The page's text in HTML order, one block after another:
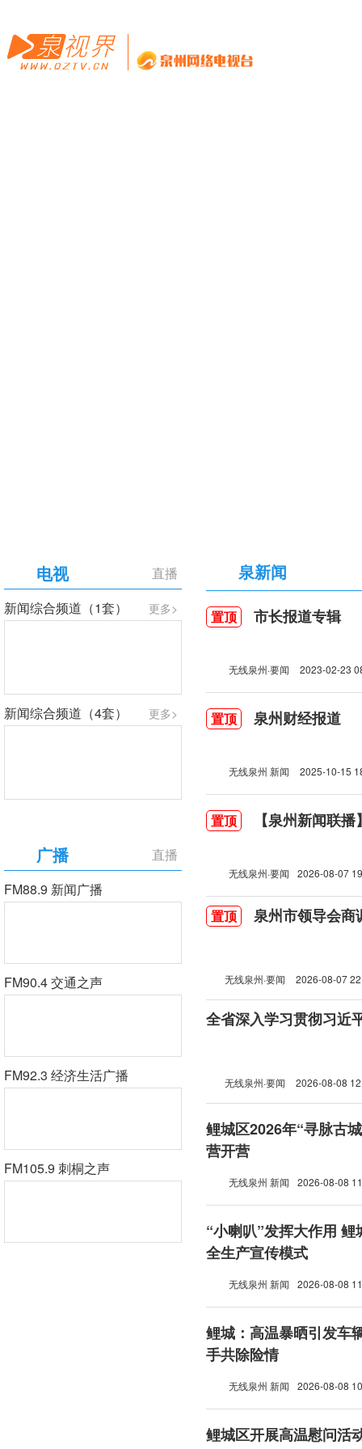
直播
电视
更多>
新闻综合频道（1套）
更多>
新闻综合频道（4套）
直播
广播
FM88.9 新闻广播
FM90.4 交通之声
FM92.3 经济生活广播
FM105.9 刺桐之声
泉新闻
置顶 市长报道专辑
无线泉州·要闻 2023-02-23
置顶 泉州财经报道
无线泉州 新闻 2025-10-15
置顶 【泉州新闻联
无线泉州·要闻 2026-08-07
置顶 泉州市领导会商
无线泉州·要闻 2026-08-07
无线泉州·要闻 2026-08-08
鲤城区2026年“寻脉古
营开营
无线泉州 新闻 2026-08-08
“小喇叭”发挥大作用
全生产宣传模式
无线泉州 新闻 2026-08-08
鲤城：高温暴晒引发车
手共除险情
无线泉州 新闻 2026-08-08
鲤城区开展高温慰问活